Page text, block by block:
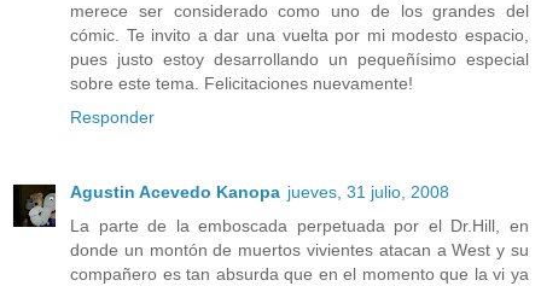
merece ser considerado como uno de los grandes del
cómic. Te invito a dar una vuelta por mi modesto espacio,
pues justo estoy desarrollando un pequeñísimo especial
sobre este tema. Felicitaciones nuevamente!
Responder
Agustin Acevedo Kanopa jueves, 31 julio, 2008
La parte de la emboscada perpetuada por el Dr.Hill, en
donde un montón de muertos vivientes atacan a West y su
compañero es tan absurda que en el momento que la vi ya